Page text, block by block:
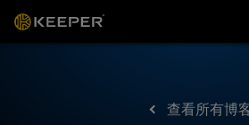
查看所有博